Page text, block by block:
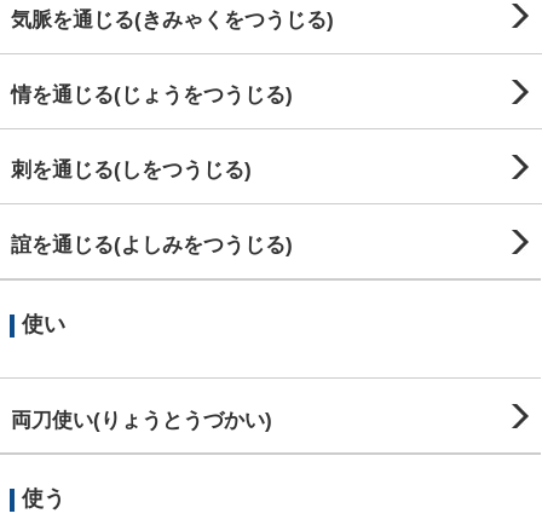
気脈を通じる(きみゃくをつうじる)
情を通じる(じょうをつうじる)
刺を通じる(しをつうじる)
誼を通じる(よしみをつうじる)
使い
両刀使い(りょうとうづかい)
使う